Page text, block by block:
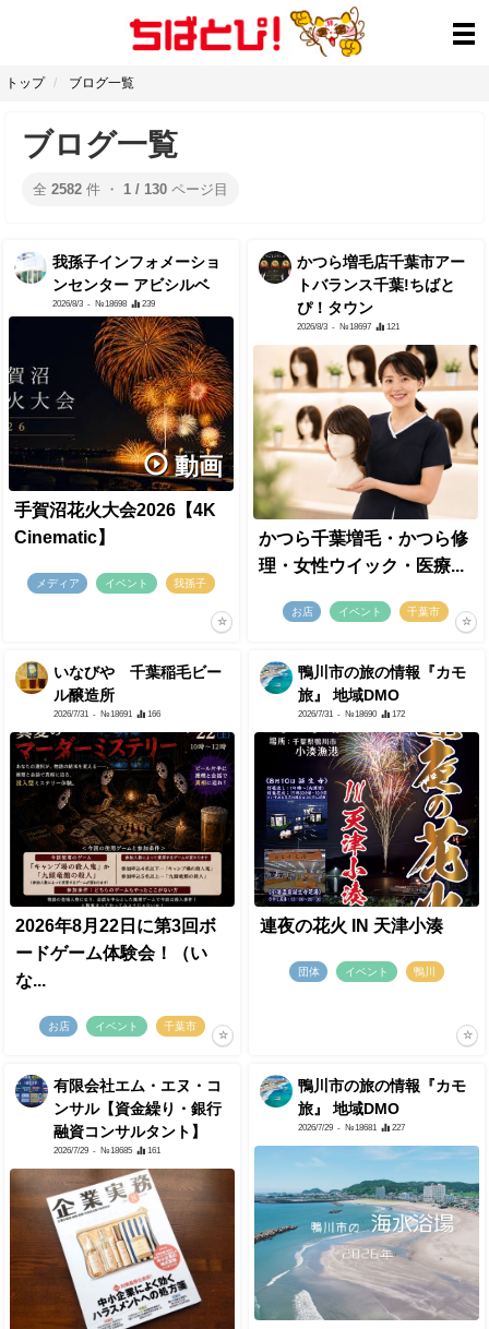
トップ ブログ一覧
ブログ一覧
全 2582 件 ・ 1 / 130 ページ目
我孫子インフォメーショ
ンセンター アビシルベ
2026/8/3 - №18698 239
動画
手賀沼花火大会2026【4K
Cinematic】
メディア イベント 我孫子
かつら増毛店千葉市アー
トバランス千葉!ちばと
ぴ！タウン
2026/8/3 - №18697 121
かつら千葉増毛・かつら修
理・女性ウイック・医療...
お店 イベント 千葉市
いなびや 千葉稲毛ビー
ル醸造所
2026/7/31 - №18691 166
2026年8月22日に第3回ボ
ードゲーム体験会！（い
な...
お店 イベント 千葉市
鴨川市の旅の情報『カモ
旅』 地域DMO
2026/7/31 - №18690 172
連夜の花火 IN 天津小湊
団体 イベント 鴨川
有限会社エム・エヌ・コ
ンサル【資金繰り・銀行
融資コンサルタント】
2026/7/29 - №18685 161
鴨川市の旅の情報『カモ
旅』 地域DMO
2026/7/29 - №18681 227